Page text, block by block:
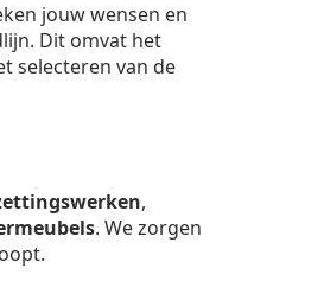
jouw wensen en
Dit omvat het
selecteren van de
,
. We zorgen